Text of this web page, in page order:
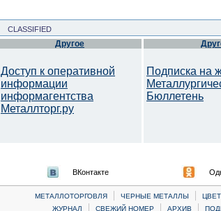
CLASSIFIED
Другое
Доступ к оперативной
информации
информагентства
Металлторг.ру
Подписка на
Бюллетень
ВКонтакте
МЕТАЛЛОТОРГОВЛЯ | ЧЕРНЫЕ МЕТАЛЛЫ |
ЖУРНАЛ
| СВЕЖИЙ НОМЕР | АРХИВ |